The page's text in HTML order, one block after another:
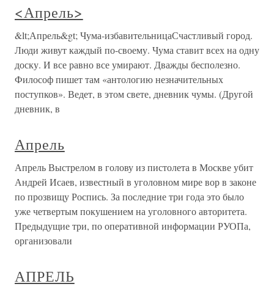
<Апрель>
&lt;Апрель&gt; Чума-избавительницаСчастливый город.
Люди живут каждый по-своему. Чума ставит всех на одну
доску. И все равно все умирают. Дважды бесполезно.
Философ пишет там «антологию незначительных
поступков». Ведет, в этом свете, дневник чумы. (Другой
дневник, в
Апрель
Апрель Выстрелом в голову из пистолета в Москве убит
Андрей Исаев, известный в уголовном мире вор в законе
по прозвищу Роспись. За последние три года это было
уже четвертым покушением на уголовного авторитета.
Предыдущие три, по оперативной информации РУОПа,
организовали
АПРЕЛЬ